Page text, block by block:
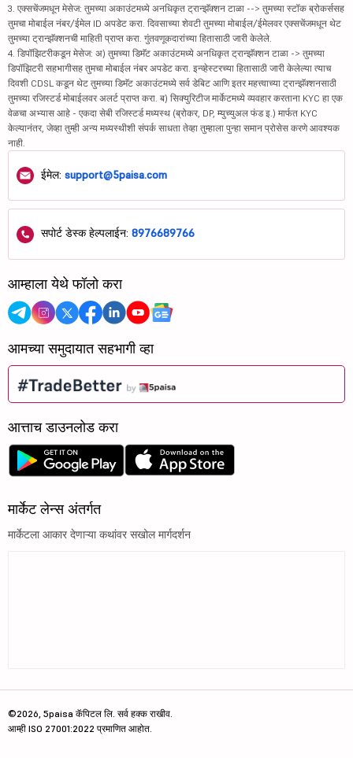
3. एक्सचेंजमधून मेसेज: तुमच्या अकाउंटमध्ये अनधिकृत ट्रान्झॅक्शन टाळा --> तुमच्या स्टॉक ब्रोकर्ससह
तुमचा मोबाईल नंबर/ईमेल ID अपडेट करा. दिवसाच्या शेवटी तुमच्या मोबाईल/ईमेलवर एक्सचेंजमधून थेट
तुमच्या ट्रान्झॅक्शनची माहिती प्राप्त करा. गुंतवणूकदारांच्या हितासाठी जारी केलेले.
4. डिपॉझिटरीकडून मेसेज: अ) तुमच्या डिमॅट अकाउंटमध्ये अनधिकृत ट्रान्झॅक्शन टाळा -> तुमच्या
डिपॉझिटरी सहभागीसह तुमचा मोबाईल नंबर अपडेट करा. इन्व्हेस्टरच्या हितासाठी जारी केलेल्या त्याच
दिवशी CDSL कडून थेट तुमच्या डिमॅट अकाउंटमध्ये सर्व डेबिट आणि इतर महत्त्वाच्या ट्रान्झॅक्शनसाठी
तुमच्या रजिस्टर्ड मोबाईलवर अलर्ट प्राप्त करा. ब) सिक्युरिटीज मार्केटमध्ये व्यवहार करताना KYC हा एक
वेळचा अभ्यास आहे - एकदा सेबी रजिस्टर्ड मध्यस्थ (ब्रोकर, DP, म्युच्युअल फंड इ.) मार्फत KYC
केल्यानंतर, जेव्हा तुम्ही अन्य मध्यस्थीशी संपर्क साधता तेव्हा तुम्हाला पुन्हा समान प्रोसेस करणे आवश्यक
नाही.
ईमेल: support@5paisa.com
सपोर्ट डेस्क हेल्पलाईन: 8976689766
आम्हाला येथे फॉलो करा
आमच्या समुदायात सहभागी व्हा
आत्ताच डाउनलोड करा
मार्केट लेन्स अंतर्गत
मार्केटला आकार देणाऱ्या कथांवर सखोल मार्गदर्शन
©2026, 5paisa कॅपिटल लि. सर्व हक्क राखीव.
आम्ही ISO 27001:2022 प्रमाणित आहोत.